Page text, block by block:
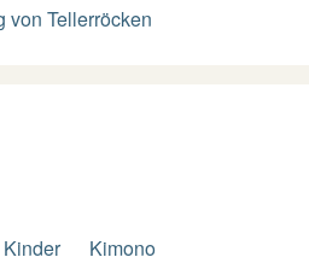
von Tellerröcken
Kimono